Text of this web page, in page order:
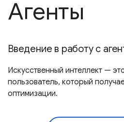
Агенты
Введение в работу с
Искусственный интеллект —
пользователь, который
оптимизации.